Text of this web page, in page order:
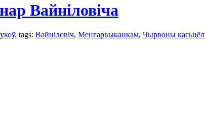
Вайніловіча
tags: Вайніловіч, Менгарвыканкам, Чырвоны касьцёл